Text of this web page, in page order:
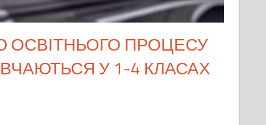
ОСВІТНЬОГО ПРОЦЕСУ
У 1-4 КЛАСАХ